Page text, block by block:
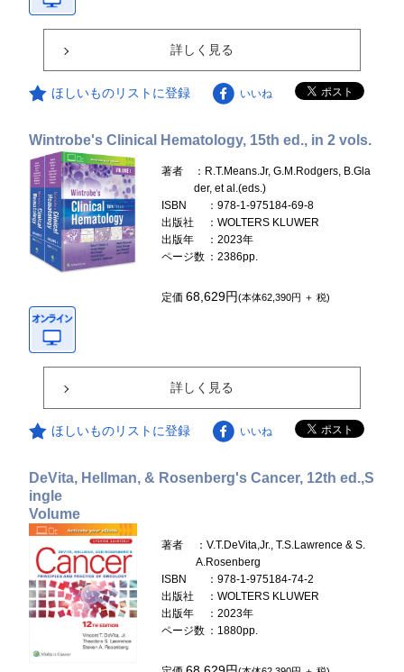
詳しく見る
ほしいものリストに登録 いいね
Wintrobe's Clinical Hematology, 15th ed., in 2 vols.
著者
：R.T.Means.Jr, G.M.Rodgers, B.Gla
der, et al.(eds.)
ISBN
：978-1-975184-69-8
出版社
：WOLTERS KLUWER
出版年
：2023年
ページ数 ：2386pp.
定価68,629円(本体62,390円 ＋ 税)
詳しく見る
ほしいものリストに登録 いいね
DeVita, Hellman, & Rosenberg's Cancer, 12th ed.,S
ingle
Volume
著者
：V.T.DeVita,Jr., T.S.Lawrence & S.
A.Rosenberg
ISBN
：978-1-975184-74-2
出版社
：WOLTERS KLUWER
出版年
：2023年
ページ数 ：1880pp.